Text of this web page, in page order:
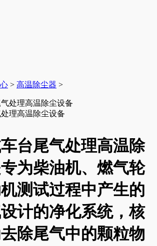
> 高温除尘器 >
理高温除尘设备
台尾气处理高温除
为柴油机、燃气轮
测试过程中产生的
计的净化系统，核
除尾气中的颗粒物